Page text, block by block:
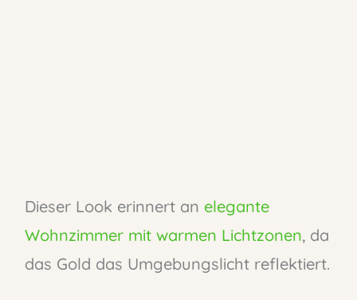
Dieser Look erinnert an elegante
Wohnzimmer mit warmen Lichtzonen, da
das Gold das Umgebungslicht reflektiert.